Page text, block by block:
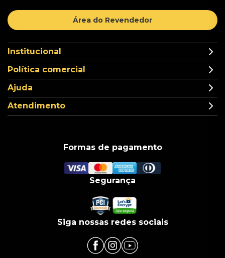
Área do Revendedor
Institucional
Política comercial
Ajuda
Atendimento
Formas de pagamento
Segurança
Siga nossas redes sociais